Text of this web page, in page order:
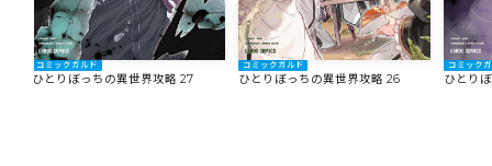
コミックガルド
ひとりぼっちの異世界攻略 27
コミックガルド
ひとりぼっちの異世界攻略 26
コミック
ひとり